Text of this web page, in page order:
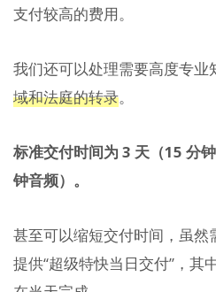
支付较高的费用。
我们还可以处理需要高度专业
域和法庭的转录。
标准交付时间为 3 天（15 分
钟音频）。
甚至可以缩短交付时间，虽
提供“超级特快当日交付”，其